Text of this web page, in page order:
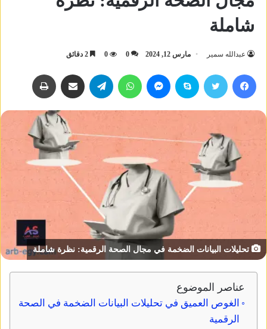
شاملة
عبدالله سمير مارس 12, 2024 0
0
فيسبوك تويتر سكايب ماسنجر واتساب تيلقرام مشاركة عبر البريد
تحليلات البيانات الضخمة في مجال الصحة الرقمية: نظرة شاملة
عناصر الموضوع
الغوص العميق في تحليلات البيانات الضخمة في الصحة
الرقمية